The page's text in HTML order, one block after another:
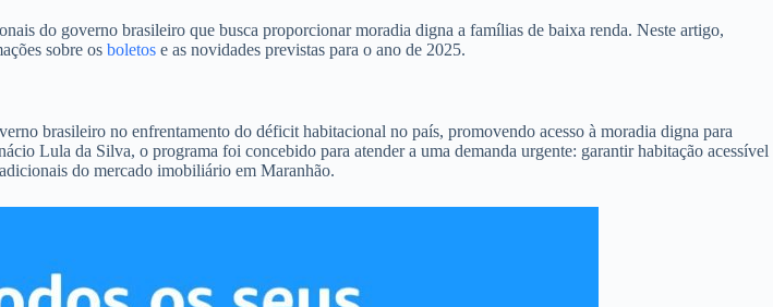
do governo brasileiro que busca proporcionar moradia digna a famílias de baixa renda. Neste artigo,
sobre os boletos e as novidades previstas para o ano de 2025.
brasileiro no enfrentamento do déficit habitacional no país, promovendo acesso à moradia digna para
Lula da Silva, o programa foi concebido para atender a uma demanda urgente: garantir habitação acessível
do mercado imobiliário em Maranhão.